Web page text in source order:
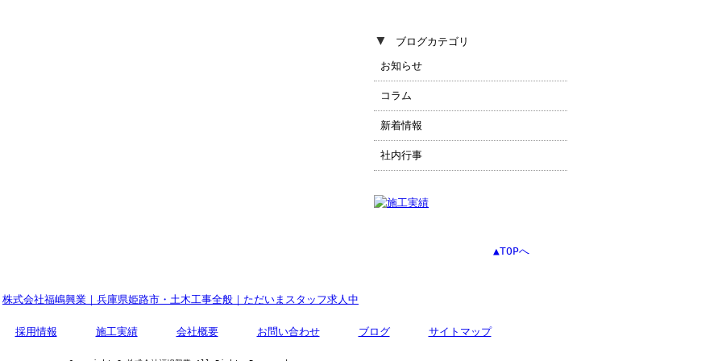
▼ ブログカテゴリ
お知らせ
コラム
新着情報
社内行事
▲TOPへ
株式会社福嶋興業｜兵庫県姫路市・土木工事全般｜ただいまスタッフ求人中
採用情報 施工実績 会社概要 お問い合わせ ブログ サイトマップ